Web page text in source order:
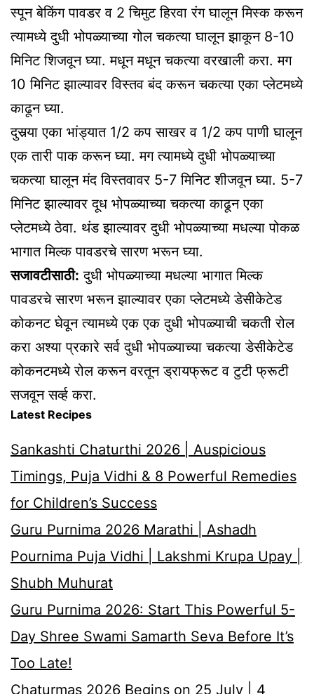
स्पून बेकिंग पावडर व 2 चिमुट हिरवा रंग घालून मिस्क करून
त्यामध्ये दुधी भोपळ्याच्या गोल चकत्या घालून झाकून 8-10
मिनिट शिजवून घ्या. मधून मधून चकत्या वरखाली करा. मग
10 मिनिट झाल्यावर विस्तव बंद करून चकत्या एका प्लेटमध्ये
काढून घ्या.
दुसर्‍या एका भांड्यात 1/2 कप साखर व 1/2 कप पाणी घालून
एक तारी पाक करून घ्या. मग त्यामध्ये दुधी भोपळ्याच्या
चकत्या घालून मंद विस्तवावर 5-7 मिनिट शीजवून घ्या. 5-7
मिनिट झाल्यावर दूध भोपळ्याच्या चकत्या काढून एका
प्लेटमध्ये ठेवा. थंड झाल्यावर दुधी भोपळ्याच्या मधल्या पोकळ
भागात मिल्क पावडरचे सारण भरून घ्या.
सजावटीसाठी: दुधी भोपळ्याच्या मधल्या भागात मिल्क
पावडरचे सारण भरून झाल्यावर एका प्लेटमध्ये डेसीकेटेड
कोकनट घेवून त्यामध्ये एक एक दुधी भोपळ्याची चकती रोल
करा अश्या प्रकारे सर्व दुधी भोपळ्याच्या चकत्या डेसीकेटेड
कोकनटमध्ये रोल करून वरतून ड्रायफ्रूट व टुटी फ्रूटी
सजवून सर्व्ह करा.
Latest Recipes
Sankashti Chaturthi 2026 | Auspicious
Timings, Puja Vidhi & 8 Powerful Remedies
for Children’s Success
Guru Purnima 2026 Marathi | Ashadh
Pournima Puja Vidhi | Lakshmi Krupa Upay |
Shubh Muhurat
Guru Purnima 2026: Start This Powerful 5-
Day Shree Swami Samarth Seva Before It’s
Too Late!
Chaturmas 2026 Begins on 25 July | 4